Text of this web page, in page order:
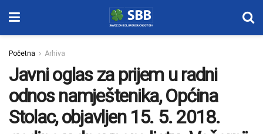
Početna Arhiva
Javni oglas za prijem u radni
odnos namještenika, Općina
Stolac, objavljen 15. 5. 2018.